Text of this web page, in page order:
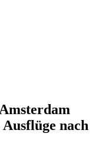
nach